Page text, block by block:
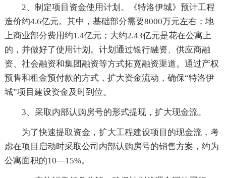
2、制定项目资金使用计划。《特洛伊城》预计工程
造价约4.6亿元。其中，基础部分需要8000万元左右；地
上商业部分费用约1.4亿元；大约2.43亿元是花在公寓上
的，并做好了使用计划。计划通过银行融资、供应商融
资、社会融资和集团融资等方式拓宽融资渠道。通过产权
预售和租金预付款的方式，扩大资金流动，确保“特洛伊
城”项目建设资金及时到位。
3、采取内部认购房号的形式提现，扩大现金流。
为了快速提取资金，扩大工程建设项目的现金流，考
虑在项目启动时采取公司内部认购房号的销售方案，约为
公寓面积的10—15%。